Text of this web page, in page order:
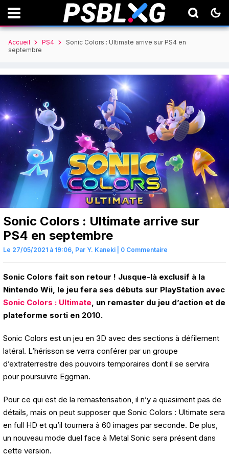
Accueil PS4
Sonic Colors : Ultimate arrive sur PS4 en
septembre
Sonic Colors : Ultimate arrive sur
PS4 en septembre
Le 27/05/2021 à 19:06, Par Y. Kaneki 0 Commentaire
Sonic Colors fait son retour ! Jusque-là exclusif à la
Nintendo Wii, le jeu fera ses débuts sur PlayStation avec
Sonic Colors : Ultimate, un remaster du jeu d’action et de
plateforme sorti en 2010.
Sonic Colors est un jeu en 3D avec des sections à défilement
latéral. L’hérisson se verra conférer par un groupe
d’extraterrestre des pouvoirs temporaires dont il se servira
pour poursuivre Eggman.
Pour ce qui est de la remasterisation, il n’y a quasiment pas de
détails, mais on peut supposer que Sonic Colors : Ultimate sera
en full HD et qu’il tournera à 60 images par seconde. De plus,
un nouveau mode duel face à Metal Sonic sera présent dans
cette version.